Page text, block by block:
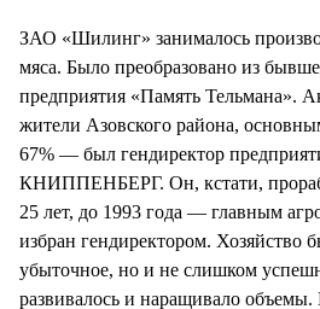
ЗАО «Шилинг» занималось
мяса. Было преобразовано из
предприятия «Память Тельмана».
жители Азовского района,
67% — был гендиректор
КНИППЕНБЕРГ. Он, кстати,
25 лет, до 1993 года — главным
избран гендиректором. Хозяйство
убыточное, но и не слишком
развивалось и наращивало объемы.